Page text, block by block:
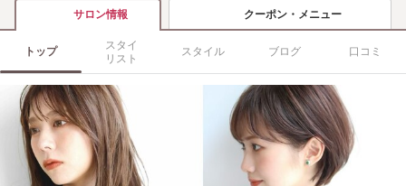
サロン情報 クーポン・メニュー
トップ
スタイ
リスト
スタイル ブログ 口コミ